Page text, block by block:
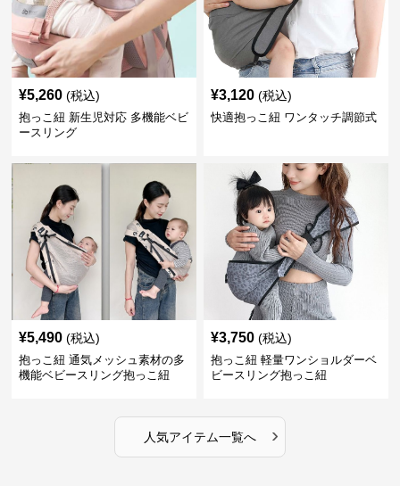
¥5,260 (税込)
抱っこ紐 新生児対応 多機能ベビ
ースリング
¥3,120 (税込)
快適抱っこ紐 ワンタッチ調節式
¥5,490 (税込)
抱っこ紐 通気メッシュ素材の多
機能ベビースリング抱っこ紐
¥3,750 (税込)
抱っこ紐 軽量ワンショルダーベ
ビースリング抱っこ紐
人気アイテム一覧へ ›